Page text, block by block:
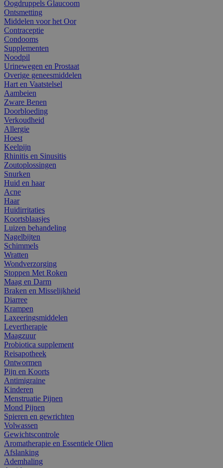
Oogdruppels Glaucoom
Ontsmetting
Middelen voor het Oor
Contraceptie
Condooms
Supplementen
Noodpil
Urinewegen en Prostaat
Overige geneesmiddelen
Hart en Vaatstelsel
Aambeien
Zware Benen
Doorbloeding
Verkoudheid
Allergie
Hoest
Keelpijn
Rhinitis en Sinusitis
Zoutoplossingen
Snurken
Huid en haar
Acne
Haar
Huidirritaties
Koortsblaasjes
Luizen behandeling
Nagelbijten
Schimmels
Wratten
Wondverzorging
Stoppen Met Roken
Maag en Darm
Braken en Misselijkheid
Diarree
Krampen
Laxeeringsmiddelen
Levertherapie
Maagzuur
Probiotica supplement
Reisapotheek
Ontwormen
Pijn en Koorts
Antimigraine
Kinderen
Menstruatie Pijnen
Mond Pijnen
Spieren en gewrichten
Volwassen
Gewichtscontrole
Aromatherapie en Essentiele Olien
Afslanking
Ademhaling